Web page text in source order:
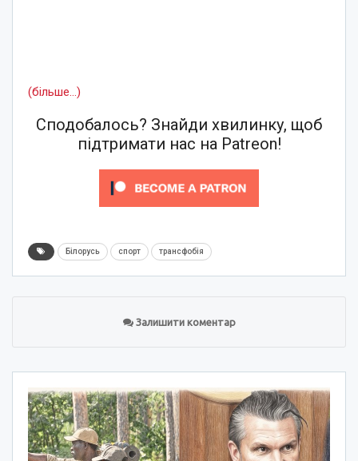
(більше…)
Сподобалось? Знайди хвилинку, щоб
підтримати нас на Patreon!
Білорусь спорт трансфобія
Залишити коментар